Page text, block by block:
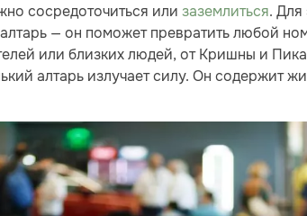
сосредоточиться или заземлиться. Для
— он поможет превратить любой
или близких людей, от Кришны и
алтарь излучает силу. Он содержит